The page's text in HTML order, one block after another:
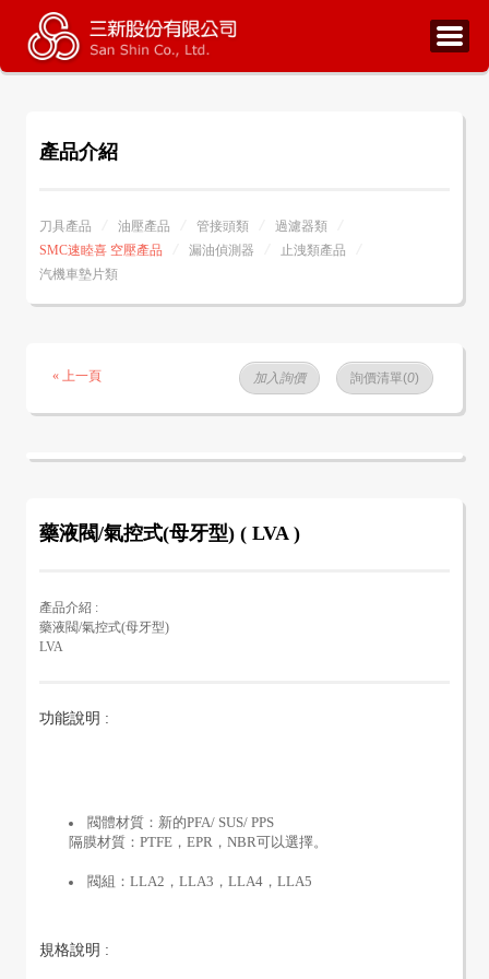
產品介紹
刀具產品 油壓產品 管接頭類
過濾器類
SMC速睦喜 空壓產品
漏油偵測器
止洩類產品
汽機車墊片類
« 上一頁 詢價清單(0)
加入詢價
藥液閥/氣控式(母牙型) ( LVA )
產品介紹 :
藥液閥/氣控式(母牙型)
LVA
功能說明 :
閥體材質：新的PFA/ SUS/ PPS
隔膜材質：PTFE，EPR，NBR可以選擇。
閥組：LLA2，LLA3，LLA4，LLA5
規格說明 :